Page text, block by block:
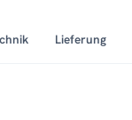
Lieferung